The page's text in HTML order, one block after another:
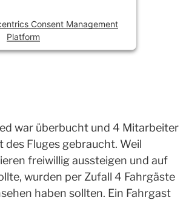
Consent Management
Platform
war überbucht und 4 Mitarbeiter
des Fluges gebraucht. Weil
freiwillig aussteigen und auf
wurden per Zufall 4 Fahrgäste
haben sollten. Ein Fahrgast